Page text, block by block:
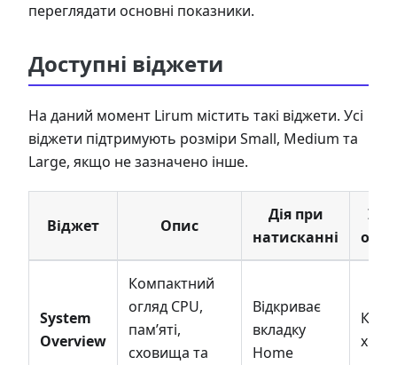
переглядати основні показники.
Доступні віджети
На даний момент Lirum містить такі віджети. Усі
віджети підтримують розміри Small, Medium та
Large, якщо не зазначено інше.
Віджет Опис
Дія при
натисканні
System
Overview
Компактний
огляд CPU,
памʼяті,
сховища та
Відкриває
вкладку
Home